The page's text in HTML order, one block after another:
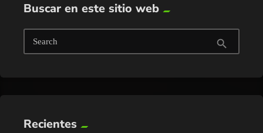
Buscar en este sitio web
Search search
Recientes